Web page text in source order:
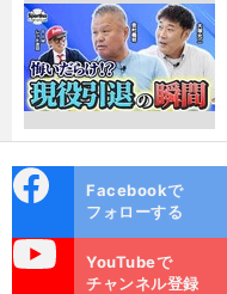
ok
Facebookで
フォローする
YouTubeで
チャンネル登録